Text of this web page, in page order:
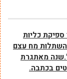
כליות
השתלות מח עצם
מאתגרת
בכתבה.